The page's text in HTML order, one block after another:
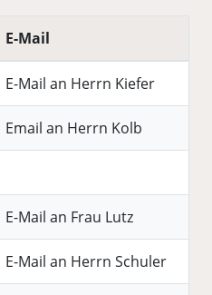
E-Mail
E-Mail an Herrn Kiefer
Email an Herrn Kolb
E-Mail an Frau Lutz
E-Mail an Herrn Schuler